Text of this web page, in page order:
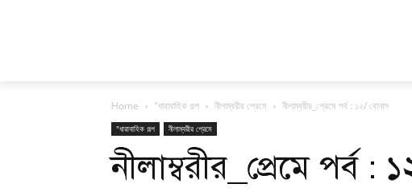
Home "ধারাবাহিক গল্প নীলাম্বরীর প্রেমে নীলাম্বরীর_প্রেমে পর্ব : ১২/ বোনাস
"ধারাবাহিক গল্প নীলাম্বরীর প্রেমে
নীলাম্বরীর_প্রেমে পর্ব :